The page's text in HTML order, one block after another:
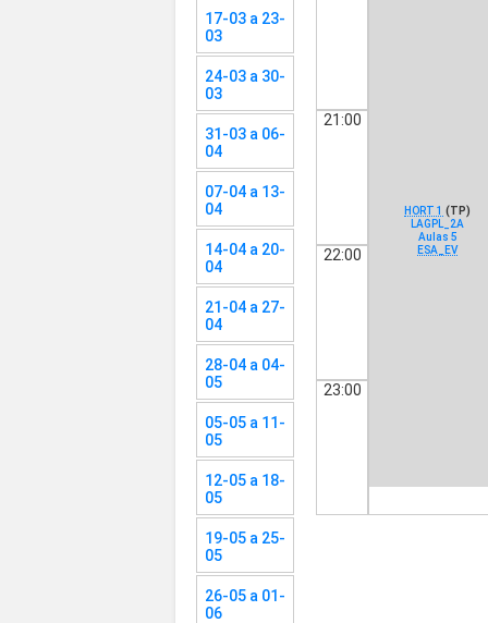
17-03 a 23-
03
24-03 a 30-
03
31-03 a 06-
04
07-04 a 13-
04
14-04 a 20-
04
21-04 a 27-
04
28-04 a 04-
05
05-05 a 11-
05
12-05 a 18-
05
19-05 a 25-
05
26-05 a 01-
06
HORT 1 (TP)
LAGPL_2A
Aulas 5
ESA_EV
21:00
22:00
23:00